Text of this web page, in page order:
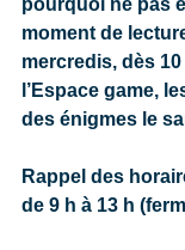
pourquoi ne pas
moment de
mercredis, dès
l’Espace game,
des énigmes le
Rappel des
de 9 h à 13 h